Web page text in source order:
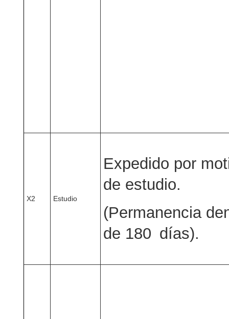
X2 Estudio
Expedido por
de estudio.
(Permanencia
de 180 días).